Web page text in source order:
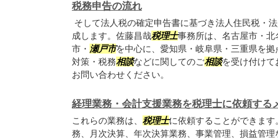
税務申告の流れ
そして法人税の確定申告書に基づき法人住民税・
成します。佐藤昌哉税理士事務所は、名古屋市・
市・ 瀬戸市を中心に、愛知県・岐阜県・三重県を
対策・税務相談などに関してのご相談を受け付けて
お問い合わせください。
経理業務・会計支援業務を税理士に依頼する
これらの業務は、 税理士に依頼することができま
務、月次決算、年次決算業務、事業管理、損益管